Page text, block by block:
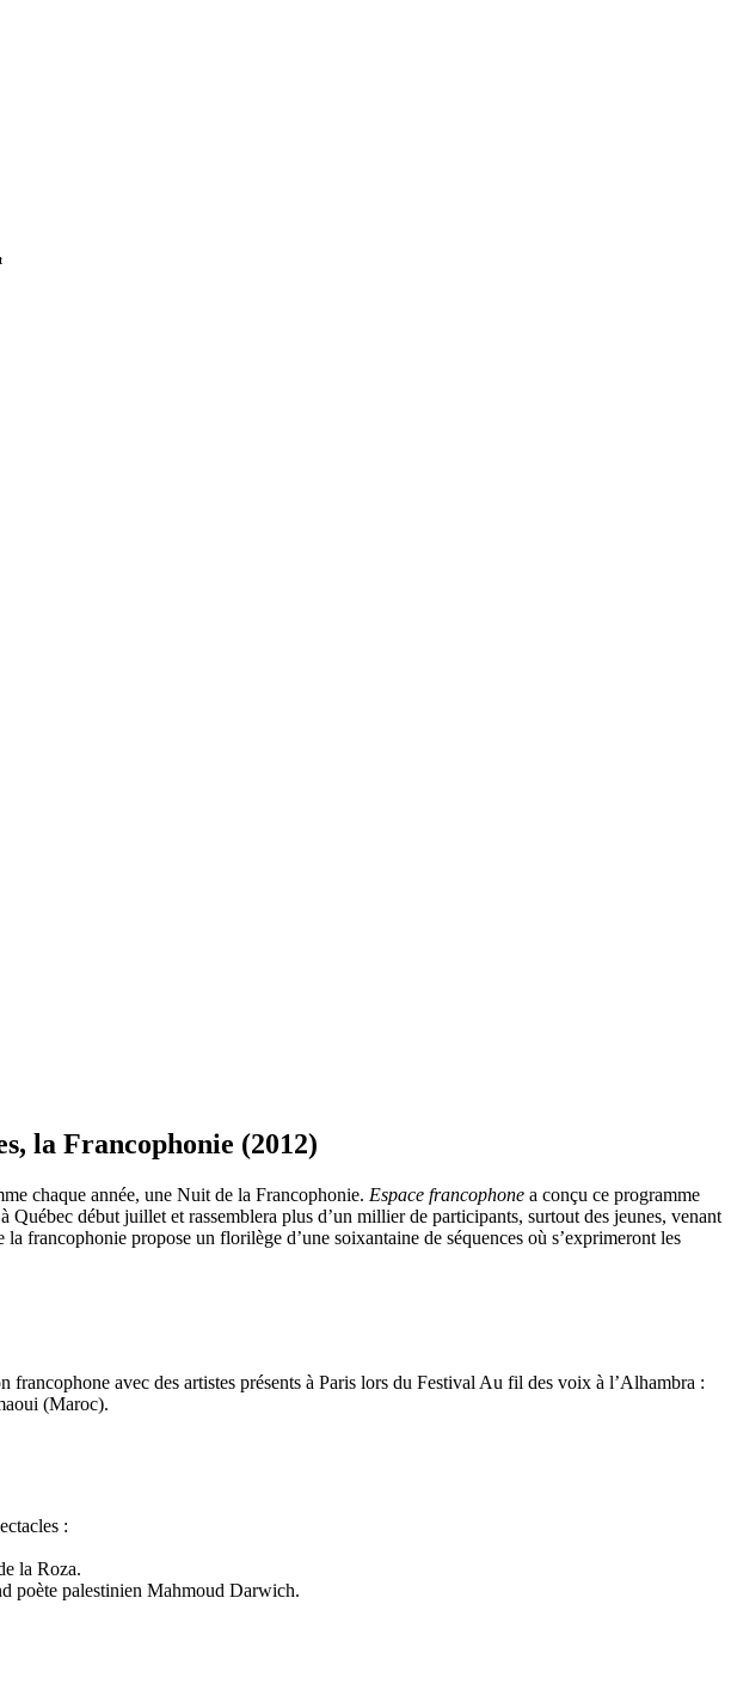
la Francophonie (2012)
chaque année, une Nuit de la Francophonie. Espace francophone a conçu ce programme
début juillet et rassemblera plus d’un millier de participants, surtout des jeunes, venant
francophonie propose un florilège d’une soixantaine de séquences où s’exprimeront les
francophone avec des artistes présents à Paris lors du Festival Au fil des voix à l’Alhambra :
(Maroc).
:
la Roza.
poète palestinien Mahmoud Darwich.